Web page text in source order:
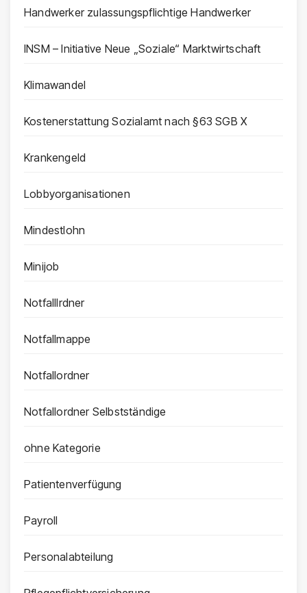
Handwerker zulassungspflichtige Handwerker
INSM – Initiative Neue „Soziale“ Marktwirtschaft
Klimawandel
Kostenerstattung Sozialamt nach §63 SGB X
Krankengeld
Lobbyorganisationen
Mindestlohn
Minijob
Notfalllrdner
Notfallmappe
Notfallordner
Notfallordner Selbstständige
ohne Kategorie
Patientenverfügung
Payroll
Personalabteilung